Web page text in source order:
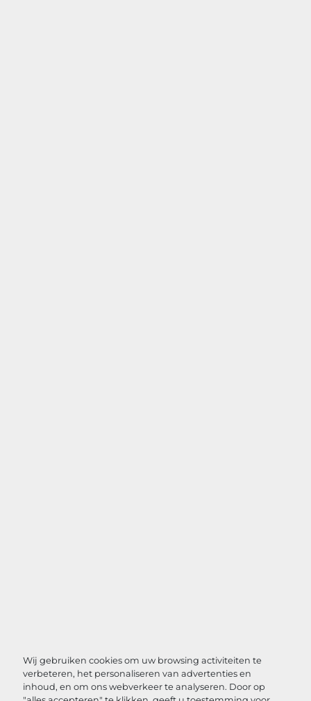
Wij gebruiken cookies om uw browsing activiteiten te
verbeteren, het personaliseren van advertenties en
inhoud, en om ons webverkeer te analyseren. Door op